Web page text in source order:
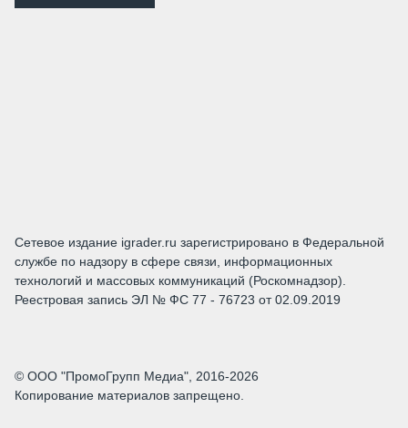
Сетевое издание igrader.ru зарегистрировано в Федеральной
службе по надзору в сфере связи, информационных
технологий и массовых коммуникаций (Роскомнадзор).
Реестровая запись ЭЛ № ФС 77 - 76723 от 02.09.2019
© ООО "ПромоГрупп Медиа", 2016-2026
Копирование материалов запрещено.